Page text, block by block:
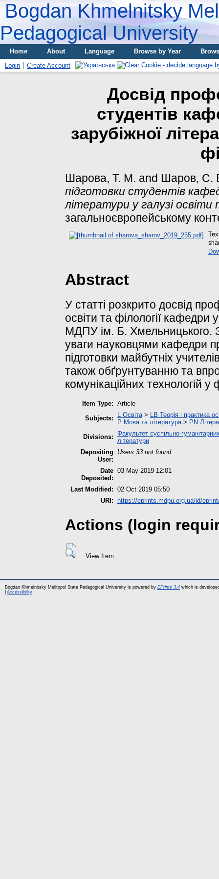
Bogdan Khmelnitsky
Pedagogical University
Home About Language Browse by Year
Login
Create Account
Досвід
студентів
зарубіжної
Шарова, Т. М. and Шаров, С.
підготовки студентів
літератури у галузі освіти
загальноєвропейському
Abstract
У статті розкрито досвід
освіти та філології кафедри
МДПУ ім. Б. Хмельницького.
уваги науковцями кафедри
підготовки майбутніх
також обґрунтуванню та
комунікаційних технологій у
Item Type: Article
Subjects:
L Освіта> LB Теорія і практика
P Мова та література> PN
Divisions: Факультет суспільно-
літератури
Depositing
User:
Users 33 not found.
Date
Deposited:
03 May 2019 12:01
Last Modified: 02 Oct 2019 05:50
URI:
https://eprints.mdpu.org.ua/id/
Actions (login
View Item
Bogdan Khmelnitsky Melitopol State Pedagogical University is powered by EPrints 3.4 which is
Accessibility